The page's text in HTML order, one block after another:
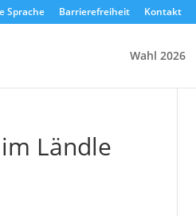
Sprache Barrierefreiheit Kontakt
Wahl 2026
Ländle